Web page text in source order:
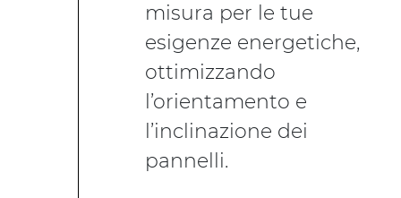
misura per le tue
esigenze energetiche,
ottimizzando
l’orientamento e
l’inclinazione dei
pannelli.